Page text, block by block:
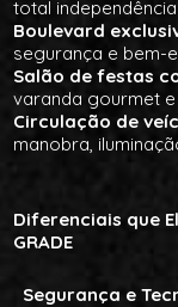
total
Boulevard
segurança e bem-
Salão de festas
varanda gourmet
Circulação de
manobra,
Diferenciais que
GRADE
Segurança e